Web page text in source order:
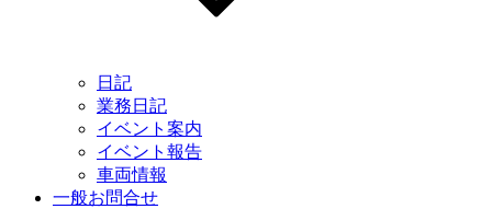
日記
業務日記
イベント案内
イベント報告
車両情報
一般お問合せ